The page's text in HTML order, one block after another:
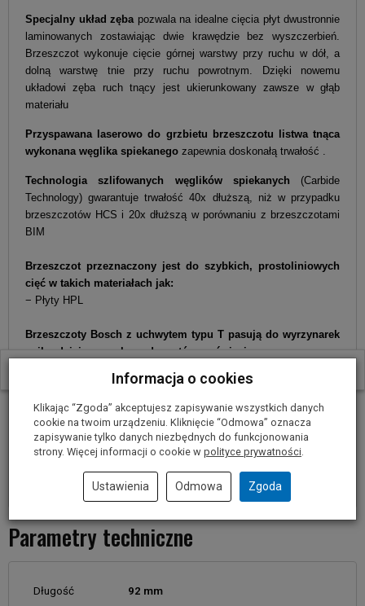
Specjalny układ zębapozwala na idealne cięcia płyt dwustronnie
laminowanych zostawiając dwie krawędzie bez wyszczerbień.
Brzeszczot wykonuje cięcie górnej warstwy przy ruchu w dół, a
dolną warstwę tnie przy ruchu powrotnym. Dzięki nowemu
układowi zęba ruch tnący jest ukierunkowany zawsze w głąb
materiału
Przyspawana laserowo do grzbietu brzeszczotu listwa tnąca
wykonana węglika spiekanego zapewnia doskonałą trwałość .
Technologia szlifowanych węglików spiekanych (Carbide
Technology) gwarantuje trwałość 40x dłuższą, niż w przypadku
brzeszczotów HCS i 20x dłuższą w porównaniu z brzeszczotami
BIM
Brzeszczot przeznaczony jest do szybkich, prostoliniowych
cięć w takich materiałach jak:
− Płyty HPL
Brzeszczoty Bosch z uchwytem typu T pasują do wyrzynarek
najbardziej znanych producentów na świecie:
− wszystkie modele
SKIL:
− wszystkie modele
oraz:
AEG, ATLAS COPCO, DE WALT, HILTI, HITACHI, MAKITA,
METABO, PARKSIDE, SPIT i inne
Parametry techniczne
Długość 92 mm
W ostatnich 30 dniach produktem interesują się
Informacja o cookies
Klikając “Zgoda” akceptujesz zapisywanie wszystkich danych
cookie na twoim urządzeniu. Kliknięcie “Odmowa” oznacza
zapisywanie tylko danych niezbędnych do funkcjonowania
strony. Więcej informacji o cookie w polityce prywatności
Ustawienia Odmowa Zgoda